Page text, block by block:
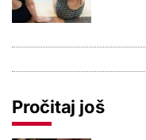
Pročitaj još